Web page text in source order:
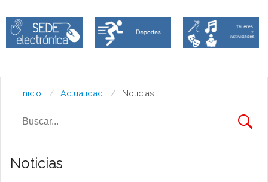
Inicio Actualidad Noticias
Noticias